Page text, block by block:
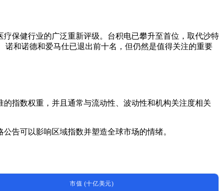
保健行业的广泛重新评级。台积电已攀升至首位，取代沙特
和诺德和爱马仕已退出前十名，但仍然是值得关注的重要
指数权重，并且通常与流动性、波动性和机构关注度相关
告可以影响区域指数并塑造全球市场的情绪。
市值 (十亿美元)